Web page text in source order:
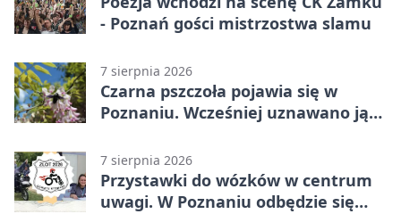
- Poznań gości mistrzostwa slamu
7 sierpnia 2026
Czarna pszczoła pojawia się w
Poznaniu. Wcześniej uznawano ją
7 sierpnia 2026
Przystawki do wózków w centrum
uwagi. W Poznaniu odbędzie się